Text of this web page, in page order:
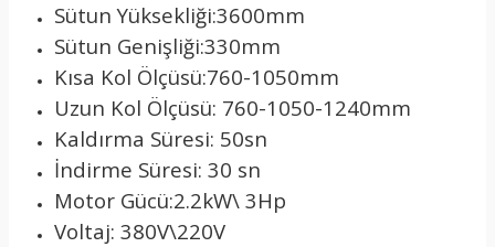
Sütun Yüksekliği:3600mm
Sütun Genişliği:330mm
Kısa Kol Ölçüsü:760-1050mm
Uzun Kol Ölçüsü: 760-1050-1240mm
Kaldırma Süresi: 50sn
İndirme Süresi: 30 sn
Motor Gücü:2.2kW\ 3Hp
Voltaj: 380V\220V